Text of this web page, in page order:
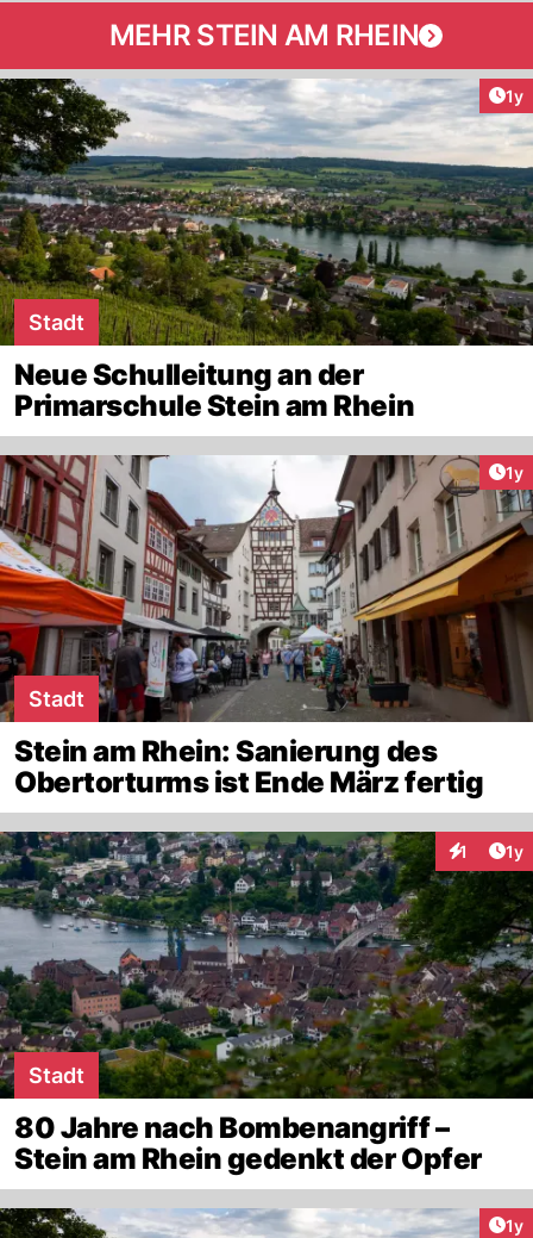
MEHR STEIN AM RHEIN
1y
Stadt
Neue Schulleitung an der
Primarschule Stein am Rhein
1y
Stadt
Stein am Rhein: Sanierung des
Obertorturms ist Ende März fertig
1 1y
Stadt
80 Jahre nach Bombenangriff –
Stein am Rhein gedenkt der Opfer
1y